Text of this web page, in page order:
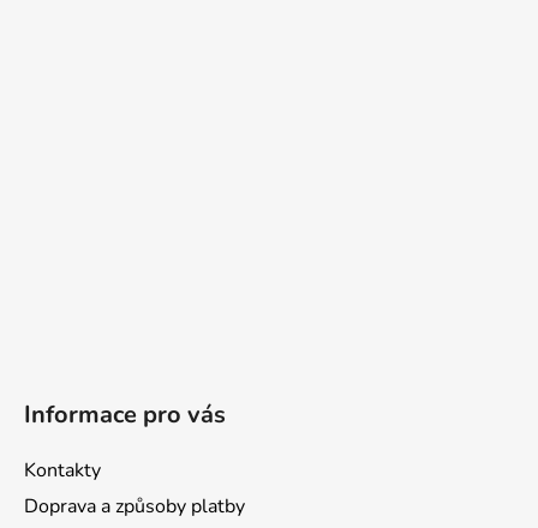
Informace pro vás
Kontakty
Doprava a způsoby platby